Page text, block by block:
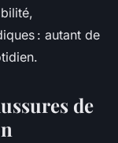
: autant de
de